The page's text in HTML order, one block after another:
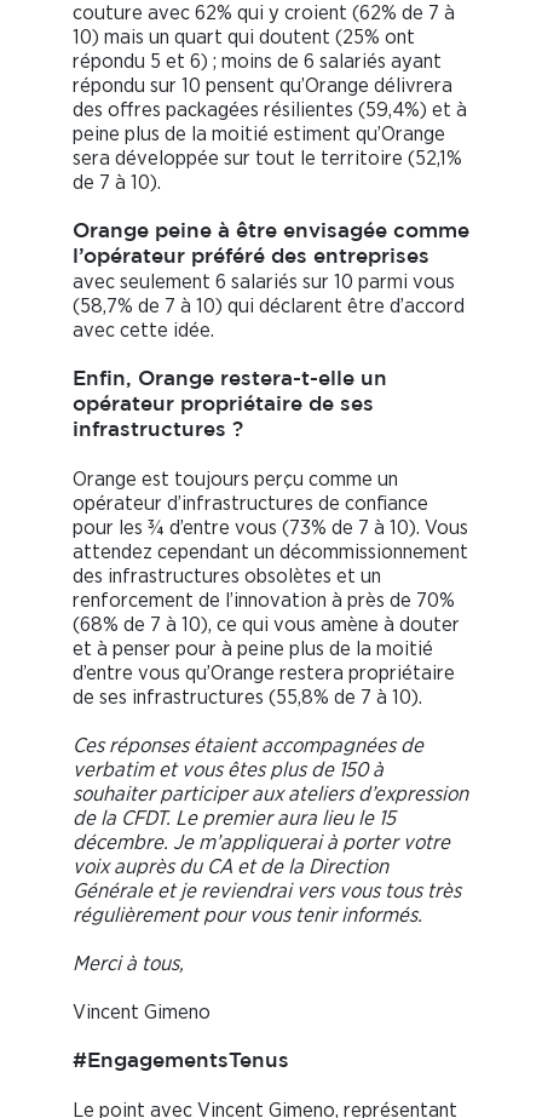
couture avec 62% qui y croient (62% de 7 à
10) mais un quart qui doutent (25% ont
répondu 5 et 6) ; moins de 6 salariés ayant
répondu sur 10 pensent qu’Orange délivrera
des offres packagées résilientes (59,4%) et à
peine plus de la moitié estiment qu’Orange
sera développée sur tout le territoire (52,1%
de 7 à 10).
Orange peine à être envisagée comme
l’opérateur préféré des entreprises
avec seulement 6 salariés sur 10 parmi vous
(58,7% de 7 à 10) qui déclarent être d’accord
avec cette idée.
Enfin, Orange restera-t-elle un
opérateur propriétaire de ses
infrastructures ?
Orange est toujours perçu comme un
opérateur d’infrastructures de confiance
pour les ¾ d’entre vous (73% de 7 à 10). Vous
attendez cependant un décommissionnement
des infrastructures obsolètes et un
renforcement de l’innovation à près de 70%
(68% de 7 à 10), ce qui vous amène à douter
et à penser pour à peine plus de la moitié
d’entre vous qu’Orange restera propriétaire
de ses infrastructures (55,8% de 7 à 10).
Ces réponses étaient accompagnées de
verbatim et vous êtes plus de 150 à
souhaiter participer aux ateliers d’expression
de la CFDT. Le premier aura lieu le 15
décembre. Je m’appliquerai à porter votre
voix auprès du CA et de la Direction
Générale et je reviendrai vers vous tous très
régulièrement pour vous tenir informés.
Merci à tous,
Vincent Gimeno
#EngagementsTenus
Le point avec Vincent Gimeno, représentant